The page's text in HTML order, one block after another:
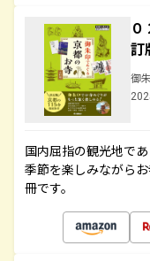
訂
御
国内屈指の観光地で
季節を楽しみながら
冊です。